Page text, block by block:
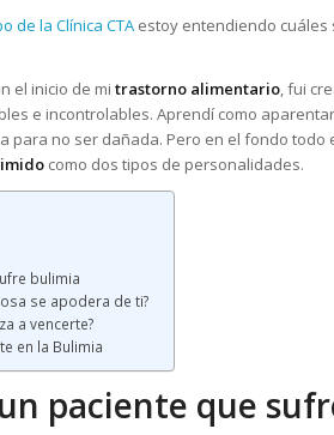
de la Clínica CTA estoy entendiendo
el inicio de mi trastorno alimentario, fui
e incontrolables. Aprendí como
para no ser dañada. Pero en el fondo
como dos tipos de personalidades.
bulimia
se apodera de ti?
a vencerte?
en la Bulimia
paciente que